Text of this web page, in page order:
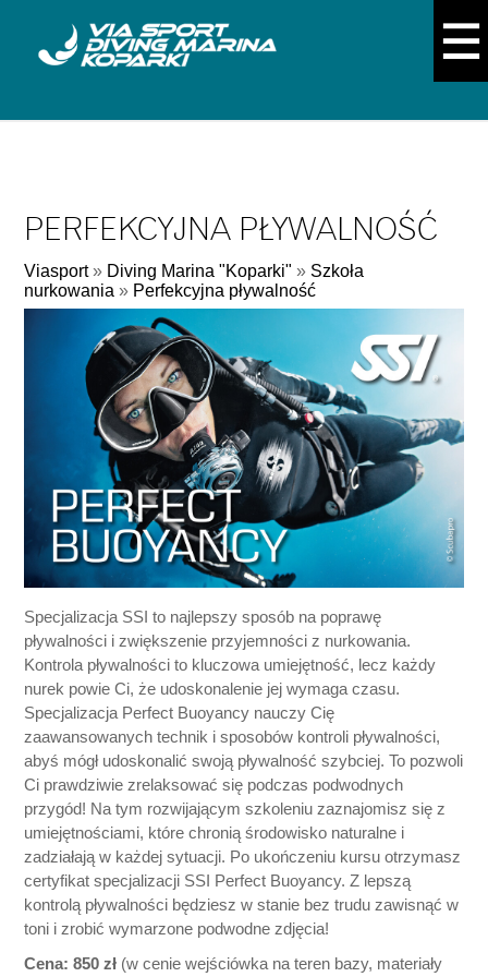
PERFEKCYJNA PŁYWALNOŚĆ
Viasport» Diving Marina "Koparki" » Szkoła
nurkowania » Perfekcyjna pływalność
Specjalizacja SSI to najlepszy sposób na poprawę
pływalności i zwiększenie przyjemności z nurkowania.
Kontrola pływalności to kluczowa umiejętność, lecz każdy
nurek powie Ci, że udoskonalenie jej wymaga czasu.
Specjalizacja Perfect Buoyancy nauczy Cię
zaawansowanych technik i sposobów kontroli pływalności,
abyś mógł udoskonalić swoją pływalność szybciej. To pozwoli
Ci prawdziwie zrelaksować się podczas podwodnych
przygód! Na tym rozwijającym szkoleniu zaznajomisz się z
umiejętnościami, które chronią środowisko naturalne i
zadziałają w każdej sytuacji. Po ukończeniu kursu otrzymasz
certyfikat specjalizacji SSI Perfect Buoyancy. Z lepszą
kontrolą pływalności będziesz w stanie bez trudu zawisnąć w
toni i zrobić wymarzone podwodne zdjęcia!
Cena: 850 zł (w cenie wejściówka na teren bazy, materiały